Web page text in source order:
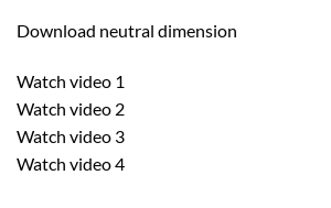
Download neutral dimension
Watch video 1
Watch video 2
Watch video 3
Watch video 4